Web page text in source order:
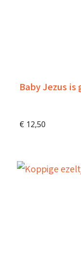
Baby Jezus
€ 12,50